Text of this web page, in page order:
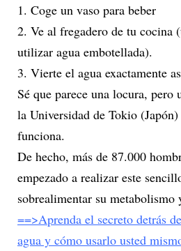
1. Coge un vaso para beber
2. Ve al fregadero de tu cocina
utilizar agua embotellada).
3. Vierte el agua exactamente
Sé que parece una locura, pero
la Universidad de Tokio
funciona.
De hecho, más de 87.000
empezado a realizar este
sobrealimentar su metabolismo
==>Aprenda el secreto detrás
agua y cómo usarlo usted